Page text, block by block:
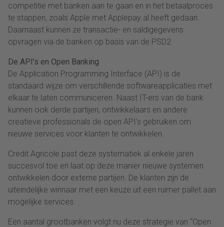
competitie met banken aan te gaan en in het betaalproces
te stappen, zoals Apple met Applepay al heeft gedaan.
Daarnaast kunnen ze transactie- en saldigegevens
opvragen via de banken op basis van de PSD2.
De API’s en Open Banking
De Application Programming Interface (API) is de
standaard wijze om verschillende softwareapplicaties met
elkaar te laten communiceren. Naast IT-ers van de bank
kunnen ook derde partijen, ontwikkelaars en andere
creatieve professionals de open API’s gebruiken om
nieuwe services voor klanten te ontwikkelen.
Credit Agricole past deze systematiek al enkele jaren
succesvol toe en laat op deze manier nieuwe systemen
ontwikkelen door externe partijen. De klanten zijn de
uiteindelijke winnaar met een keuze uit een ruimer pallet aan
mogelijke services.
Een aantal grootbanken volgt nu deze strategie van “Open